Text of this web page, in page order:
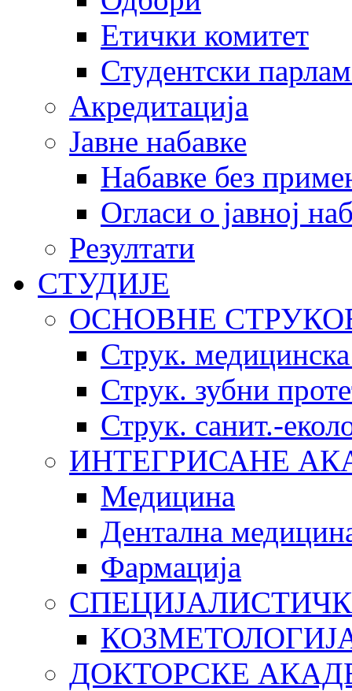
Етички комитет
Студентски
Акредитација
Јавне набавке
Набавке без
Огласи о јавној
Резултати
СТУДИЈЕ
ОСНОВНЕ
Струк. медицинска
Струк. зубни
Струк. санит.-
ИНТЕГРИСАНЕ
Медицина
Дентална
Фармација
ДОКТОРСКЕ